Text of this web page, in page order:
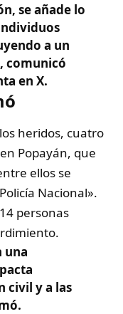
se añade lo
a un
comunicó
en X.
heridos, cuatro
Popayán, que
ellos se
Nacional».
personas
una
civil y a las